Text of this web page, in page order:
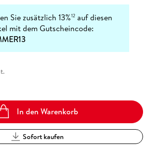
Sie zusätzlich 13%12 auf diesen
mit dem Gutscheincode:
In den Warenkorb
Sofort kaufen